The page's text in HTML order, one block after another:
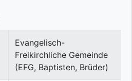
Evangelisch-
Freikirchliche Gemeinde
(EFG, Baptisten, Brüder)